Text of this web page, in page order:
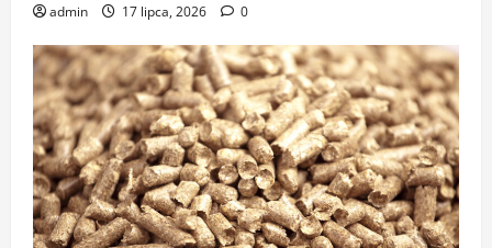
admin 17 lipca, 2026 0